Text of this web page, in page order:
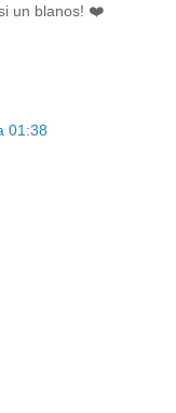
un blanos! ❤️
01:38